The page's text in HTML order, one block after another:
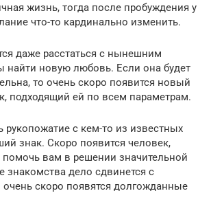
жизнь, тогда после пробуждения у
что-то кардинально изменить.
даже расстаться с нынешним
найти новую любовь. Если она будет
то очень скоро появится новый
подходящий ей по всем параметрам.
рукопожатие с кем-то из известных
знак. Скоро появится человек,
вам в решении значительной
дело сдвинется с
очень скоро появятся долгожданные